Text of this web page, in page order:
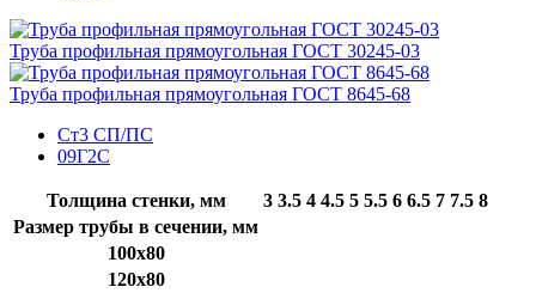
Труба профильная прямоугольная ГОСТ 30245-03
Труба профильная прямоугольная ГОСТ 8645-68
Ст3 СП/ПС
09Г2С
Толщина стенки, мм 3 3.5 4 4.5 5 5.5 6 6.5 7 7.5 8
Размер трубы в сечении, мм
100x80
120x80